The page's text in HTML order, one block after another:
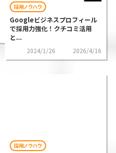
採用ノウハウ
Googleビジネスプロフィール
で採用力強化！クチコミ活用
と...
2024/1/26 2026/4/16
採用ノウハウ